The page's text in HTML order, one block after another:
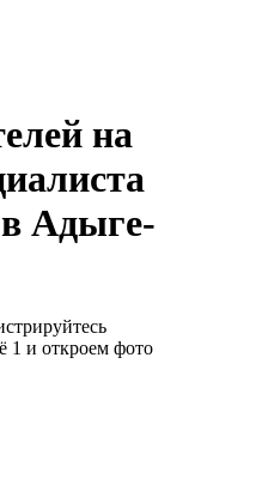
на
Адыге-
1 и откроем фото